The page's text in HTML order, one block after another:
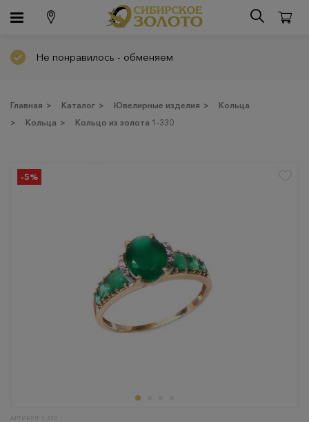
Не понравилось - обменяем
Главная > Каталог > Ювелирные изделия >
Кольца
>
Кольца > Кольцо из золота 1-330
-5%
АРТИКУЛ: 1-330